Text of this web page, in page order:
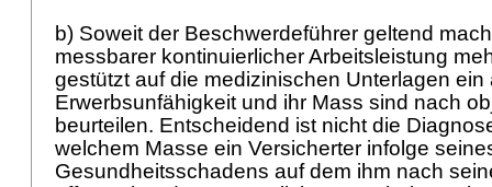
b) Soweit der Beschwerdeführer geltend
messbarer kontinuierlicher Arbeitsleistung
gestützt auf die medizinischen Unterlagen ein
Erwerbsunfähigkeit und ihr Mass sind nach
beurteilen. Entscheidend ist nicht die
welchem Masse ein Versicherter infolge
Gesundheitsschadens auf dem ihm nach